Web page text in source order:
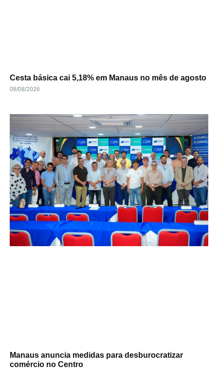
Cesta básica cai 5,18% em Manaus no mês de agosto
08/08/2026
Manaus anuncia medidas para desburocratizar
comércio no Centro